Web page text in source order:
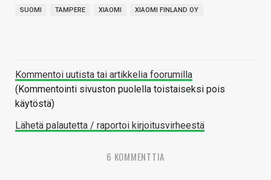
SUOMI TAMPERE XIAOMI XIAOMI FINLAND OY
Kommentoi uutista tai artikkelia foorumilla
(Kommentointi sivuston puolella toistaiseksi pois
käytöstä)
Lähetä palautetta / raportoi kirjoitusvirheestä
6 KOMMENTTIA